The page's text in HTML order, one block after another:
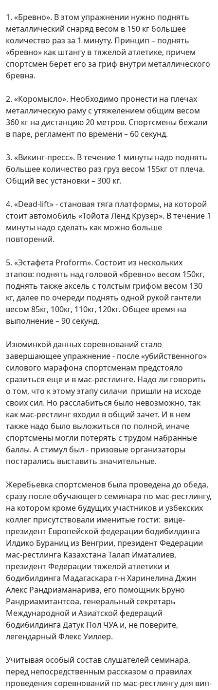
1. «Бревно». В этом упражнении нужно поднять
металлический снаряд весом в 150 кг большее
количество раз за 1 минуту. Принцип – поднять
«бревно» как штангу в тяжелой атлетике, причем
спортсмен берет его за гриф внутри металлического
бревна.
2. «Коромысло». Необходимо пронести на плечах
металлическую раму с утяжелением общим весом
360 кг на дистанцию 20 метров. Спортсмены бежали
в паре, регламент по времени – 60 секунд.
3. «Викинг-пресс». В течение 1 минуты надо поднять
большее количество раз груз весом 155кг от плеча.
Общий вес установки – 300 кг.
4. «Dead-lift» - становая тяга платформы, на которой
стоит автомобиль «Тойота Ленд Крузер». В течение 1
минуты надо сделать как можно больше
повторений.
5. «Эстафета Proform». Состоит из нескольких
этапов: поднять над головой «бревно» весом 150кг,
поднять также аксель с толстым грифом весом 130
кг, далее по очереди поднять одной рукой гантели
весом 85кг, 100кг, 110кг, 120кг. Общее время на
выполнение – 90 секунд.
Изюминкой данных соревнований стало
завершающее упражнение - после «убийственного»
силового марафона спортсменам предстояло
сразиться еще и в мас-рестлинге. Надо ли говорить
о том, что к этому этапу силачи пришли на исходе
своих сил. Но расслабиться было невозможно, так
как мас-рестлинг входил в общий зачет. И в нем
также надо было выложиться по полной, иначе
спортсмены могли потерять с трудом набранные
баллы. А стимул был - призовые организаторы
постарались выставить значительные.
Жеребьевка спортсменов была проведена до обеда,
сразу после обучающего семинара по мас-рестлингу,
на котором кроме будущих участников и узбекских
коллег присутствовали именитые гости: вице-
президент Европейской федерации бодибилдинга
Илдико Бураниц из Венгрии, президент Федерации
мас-рестлинга Казахстана Талап Иматалиев,
президент Федерации тяжелой атлетики и
бодибилдинга Мадагаскара г-н Харинелина Джин
Алекс Рандриаманарива, его помощник Бруно
Рандриамитантсоа, генеральный секретарь
Международной и Азиатской федераций
бодибилдинга Датук Пол ЧУА и, не поверите,
легендарный Флекс Уиллер.
Учитывая особый состав слушателей семинара,
перед непосредственным рассказом о правилах
проведения соревнований по мас-рестлингу для вип-